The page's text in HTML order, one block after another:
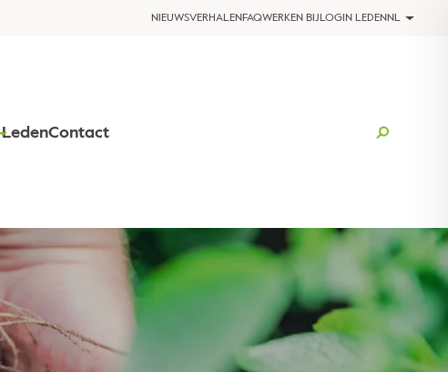
NIEUWSVERHALENFAQWERKEN BIJLOGIN LEDENNL
LedenContact